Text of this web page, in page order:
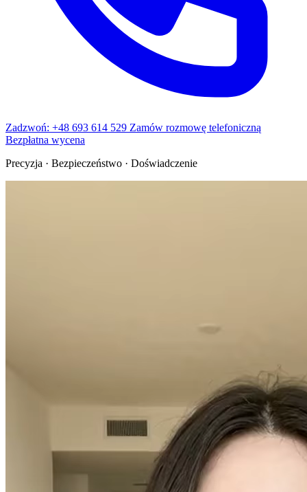
Zadzwoń: +48 693 614 529 Zamów rozmowę telefoniczną
Bezpłatna wycena
Precyzja · Bezpieczeństwo · Doświadczenie